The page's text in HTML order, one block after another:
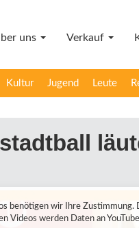
uns Verkauf
Kultur Jugend Leute
benötigen wir Ihre Zustimmung.
Videos werden Daten an